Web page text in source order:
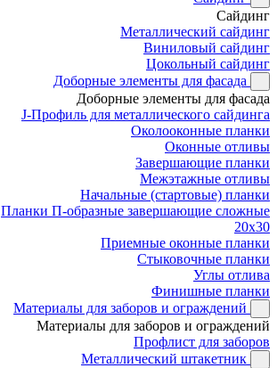
Сайдинг
Металлический сайдинг
Виниловый сайдинг
Цокольный сайдинг
Доборные элементы для фасада
Доборные элементы для фасада
J-Профиль для металлического сайдинга
Околооконные планки
Оконные отливы
Завершающие планки
Межэтажные отливы
Начальные (стартовые) планки
Планки П-образные завершающие сложные
20x30
Приемные оконные планки
Стыковочные планки
Углы отлива
Финишные планки
Материалы для заборов и ограждений
Материалы для заборов и ограждений
Профлист для заборов
Металлический штакетник